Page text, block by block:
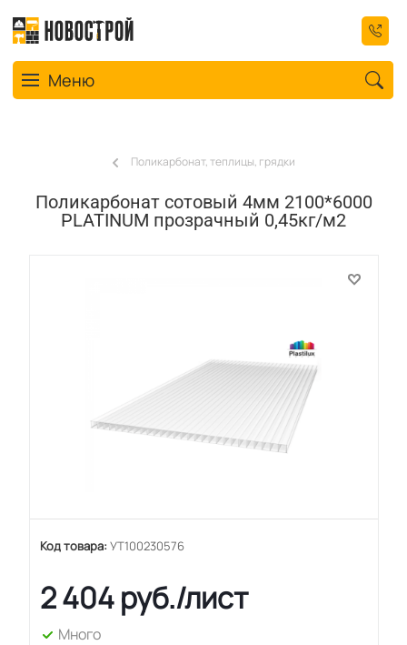
Toggle navigation
Меню
Поликарбонат, теплицы, грядки
Поликарбонат сотовый 4мм 2100*6000
PLATINUM прозрачный 0,45кг/м2
Код товара: УТ100230576
2 404руб./лист
Много